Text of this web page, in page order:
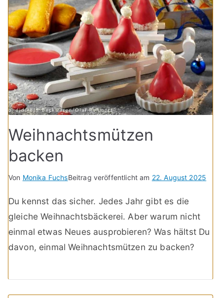
Weihnachtsmützen
backen
Von Monika FuchsBeitrag veröffentlicht am 22. August 2025
Du kennst das sicher. Jedes Jahr gibt es die
gleiche Weihnachtsbäckerei. Aber warum nicht
einmal etwas Neues ausprobieren? Was hältst Du
davon, einmal Weihnachtsmützen zu backen?